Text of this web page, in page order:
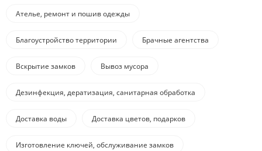
Ателье, ремонт и пошив одежды
Благоустройство территории Брачные агентства
Вскрытие замков Вывоз мусора
Дезинфекция, дератизация, санитарная обработка
Доставка воды Доставка цветов, подарков
Изготовление ключей, обслуживание замков